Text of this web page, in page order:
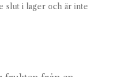
slut i lager och är inte